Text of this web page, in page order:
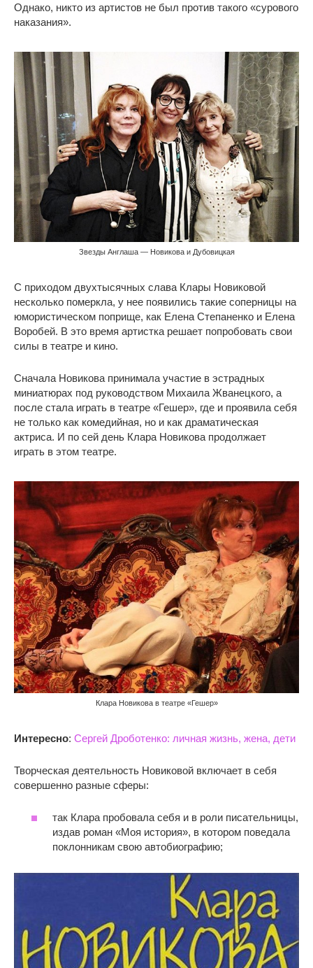
Однако, никто из артистов не был против такого «сурового
наказания».
Звезды Англаша — Новикова и Дубовицкая
С приходом двухтысячных слава Клары Новиковой
несколько померкла, у нее появились такие соперницы на
юмористическом поприще, как Елена Степаненко и Елена
Воробей. В это время артистка решает попробовать свои
силы в театре и кино.
Сначала Новикова принимала участие в эстрадных
миниатюрах под руководством Михаила Жванецкого, а
после стала играть в театре «Гешер», где и проявила себя
не только как комедийная, но и как драматическая
актриса. И по сей день Клара Новикова продолжает
играть в этом театре.
Клара Новикова в театре «Гешер»
Интересно: Сергей Дроботенко: личная жизнь, жена, дети
Творческая деятельность Новиковой включает в себя
совершенно разные сферы:
так Клара пробовала себя и в роли писательницы,
издав роман «Моя история», в котором поведала
поклонникам свою автобиографию;